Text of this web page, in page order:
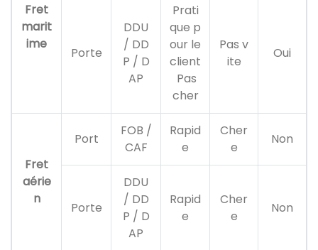
Fret
marit
ime
Porte
DDU
/ DD
P / D
AP
Prati
que p
our le
client
Pas
cher
Pas v
ite
Oui
Fret
aérie
n
Port
FOB /
CAF
Rapid
e
Cher
e
Non
Porte
DDU
/ DD
P / D
AP
Rapid
e
Cher
e
Non